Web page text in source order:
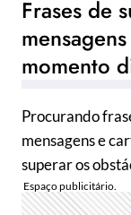
Frases de
momento
Procurando
mensagens e
superar os